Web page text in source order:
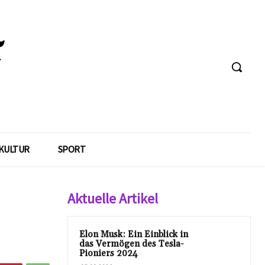
SPORT
Aktuelle Artikel
Elon Musk: Ein Einblick in
das Vermögen des Tesla-
Pioniers 2024